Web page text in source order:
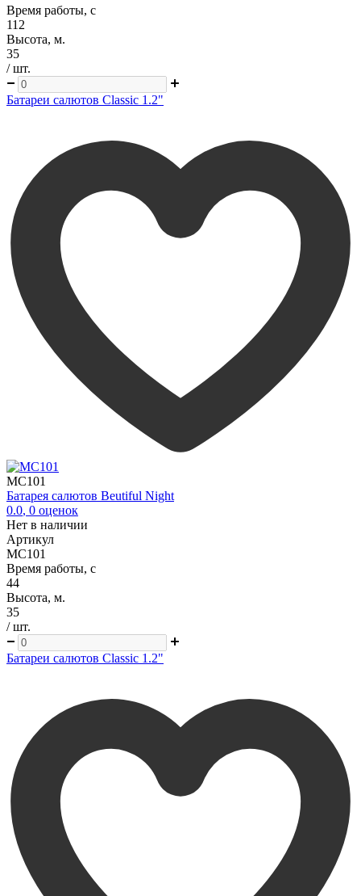
Время работы, с
112
Высота, м.
35
/ шт.
Батареи салютов Classic 1.2"
MC101
Батарея салютов Beutiful Night
0.0, 0 оценок
Нет в наличии
Артикул
MC101
Время работы, с
44
Высота, м.
35
/ шт.
Батареи салютов Classic 1.2"